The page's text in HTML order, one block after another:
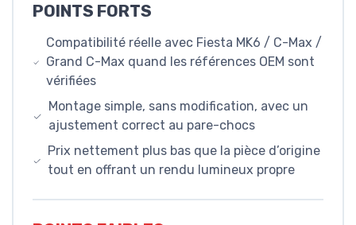
POINTS FORTS
Compatibilité réelle avec Fiesta MK6 / C-Max /
Grand C-Max quand les références OEM sont
vérifiées
Montage simple, sans modification, avec un
ajustement correct au pare-chocs
Prix nettement plus bas que la pièce d’origine
tout en offrant un rendu lumineux propre